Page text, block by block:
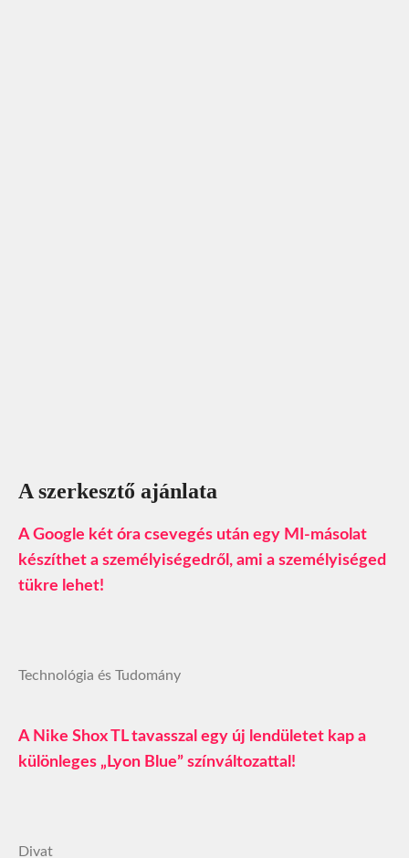
A szerkesztő ajánlata
A Google két óra csevegés után egy MI-másolat
készíthet a személyiségedről, ami a személyiséged
tükre lehet!
Technológia és Tudomány
A Nike Shox TL tavasszal egy új lendületet kap a
különleges „Lyon Blue” színváltozattal!
Divat